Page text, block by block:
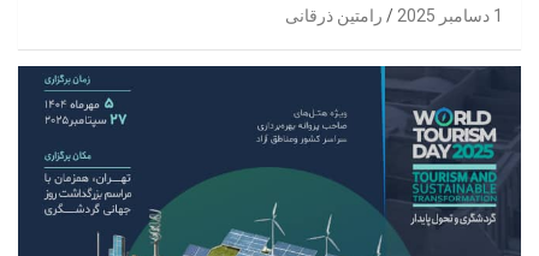
1 دسامبر 2025 رامتین ذرقانی